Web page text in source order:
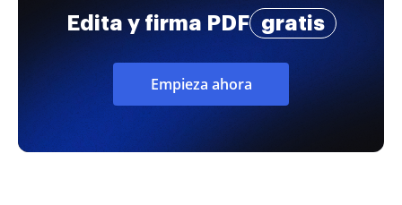
Edita y firma PDF gratis
Empieza ahora